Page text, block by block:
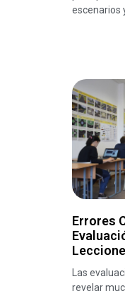
escenarios
Errores
Las
revelar